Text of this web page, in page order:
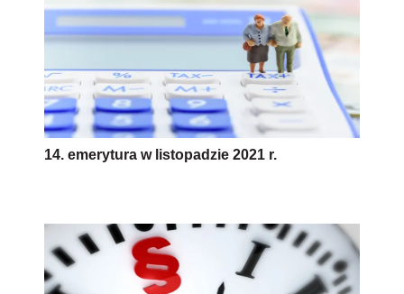
14. emerytura w listopadzie 2021 r.